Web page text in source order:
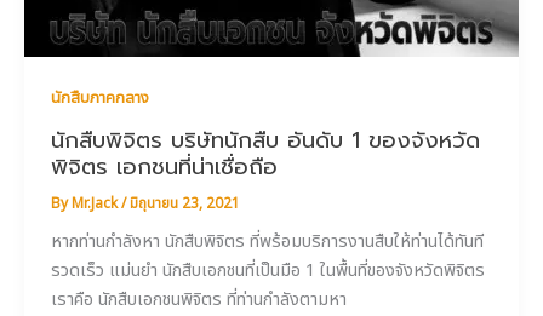
นักสืบภาคกลาง
นักสืบพิจิตร บริษัทนักสืบ อันดับ 1 ของจังหวัด
พิจิตร เอกชนที่น่าเชื่อถือ
ByMr.Jack/มิถุนายน 23, 2021
หากท่านกำลังหา นักสืบพิจิตร ที่พร้อมบริการงานสืบให้ท่านได้ทันที
รวดเร็ว แม่นยำ นักสืบเอกชนที่เป็นมือ 1 ในพื้นที่ของจังหวัดพิจิตร
เราคือ นักสืบเอกชนพิจิตร ที่ท่านกำลังตามหา